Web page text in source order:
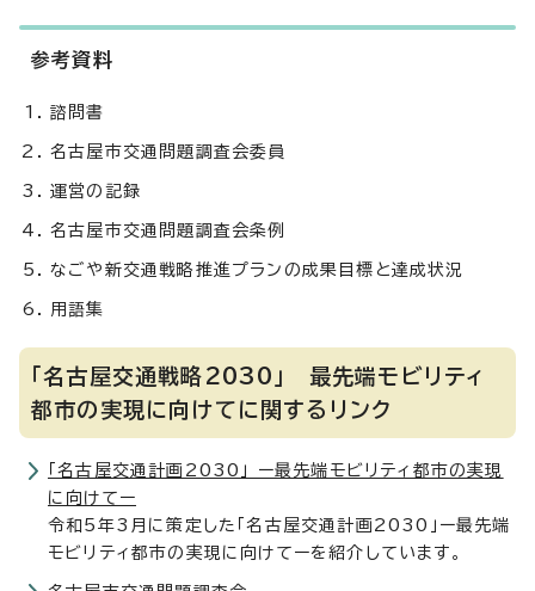
参考資料
諮問書
名古屋市交通問題調査会委員
運営の記録
名古屋市交通問題調査会条例
なごや新交通戦略推進プランの成果目標と達成状況
用語集
「名古屋交通戦略2030」 最先端モビリティ
都市の実現に向けてに関するリンク
「名古屋交通計画2030」 ー最先端モビリティ都市の実現
に向けてー
令和5年3月に策定した「名古屋交通計画2030」ー最先端
モビリティ都市の実現に向けてーを紹介しています。